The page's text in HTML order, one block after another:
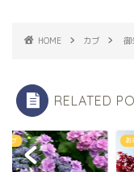
HOME カブ 御
RELATED
ログ お